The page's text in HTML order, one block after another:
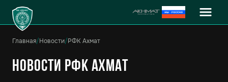
Главная/Новости/РФК Ахмат
Новости РФК Ахмат